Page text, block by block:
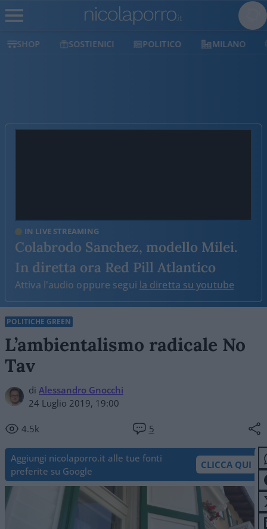
SHOP SOSTIENICI POLITICO MILANO
IN LIVE STREAMING
Colabrodo Sanchez, modello Milei.
In diretta ora Red Pill Atlantico
Attiva l'audio oppure segui la diretta su youtube
POLITICHE GREEN
L’ambientalismo radicale No
Tav
di Alessandro Gnocchi
24 Luglio 2019, 19:00
4.5k 5
Aggiungi nicolaporro.it alle tue fonti
preferite su Google
CLICCA QUI
Video
Player